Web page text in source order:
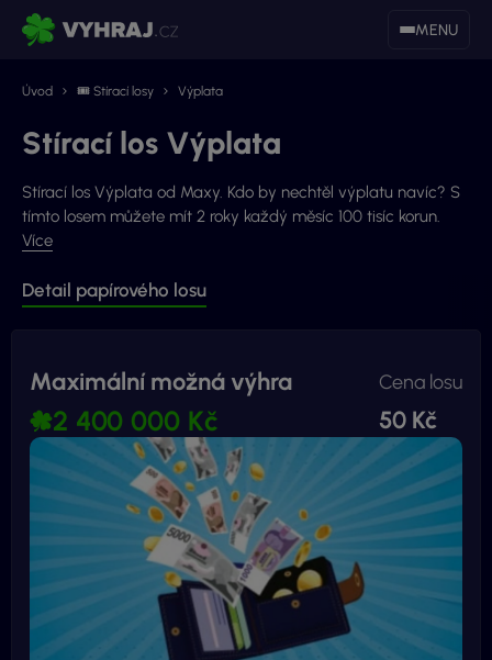
MENU
Úvod 🎟 Stírací losy Výplata
Stírací los Výplata
Stírací los Výplata od Maxy. Kdo by nechtěl výplatu navíc? S
tímto losem můžete mít 2 roky každý měsíc 100 tisíc korun.
Více
Detail papírového losu
Maximální možná výhra
2 400 000 Kč
Cena losu
50 Kč